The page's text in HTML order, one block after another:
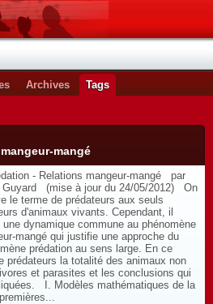
Archives Tags
mangé
- Relations mangeur-mangé par
Guyard (mise à jour du 24/05/2012) On
le terme de prédateurs aux seuls
d'animaux vi­vants. Cependant, il
dynamique commune au phénomène
mangé qui justifie une approche du
prédation au sens large. En ce
prédateurs la totalité des animaux non
et parasites et les conclusions qui
I. Modèles mathématiques de la